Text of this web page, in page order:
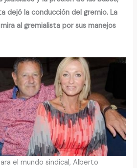
dejó la conducción del gremio. La
al gremialista por sus manejos
el mundo sindical, Alberto